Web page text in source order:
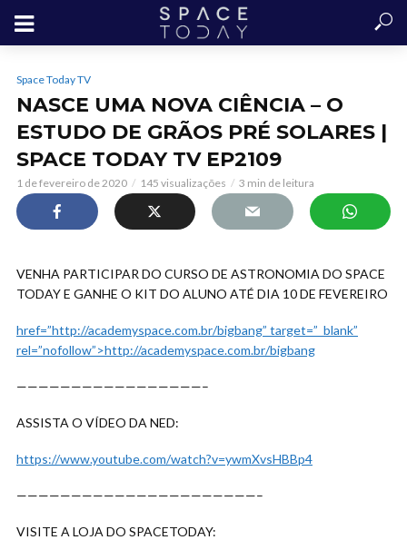
Space Today TV
NASCE UMA NOVA CIÊNCIA – O
ESTUDO DE GRÃOS PRÉ SOLARES |
SPACE TODAY TV EP2109
1 de fevereiro de 2020 145 visualizações 3 min de leitura
VENHA PARTICIPAR DO CURSO DE ASTRONOMIA DO SPACE
TODAY E GANHE O KIT DO ALUNO ATÉ DIA 10 DE FEVEREIRO
href=”http://academyspace.com.br/bigbang” target=”_blank”
rel=”nofollow”>http://academyspace.com.br/bigbang
—————————————————–
ASSISTA O VÍDEO DA NED:
https://www.youtube.com/watch?v=ywmXvsHBBp4
——————————————————————–
VISITE A LOJA DO SPACETODAY: